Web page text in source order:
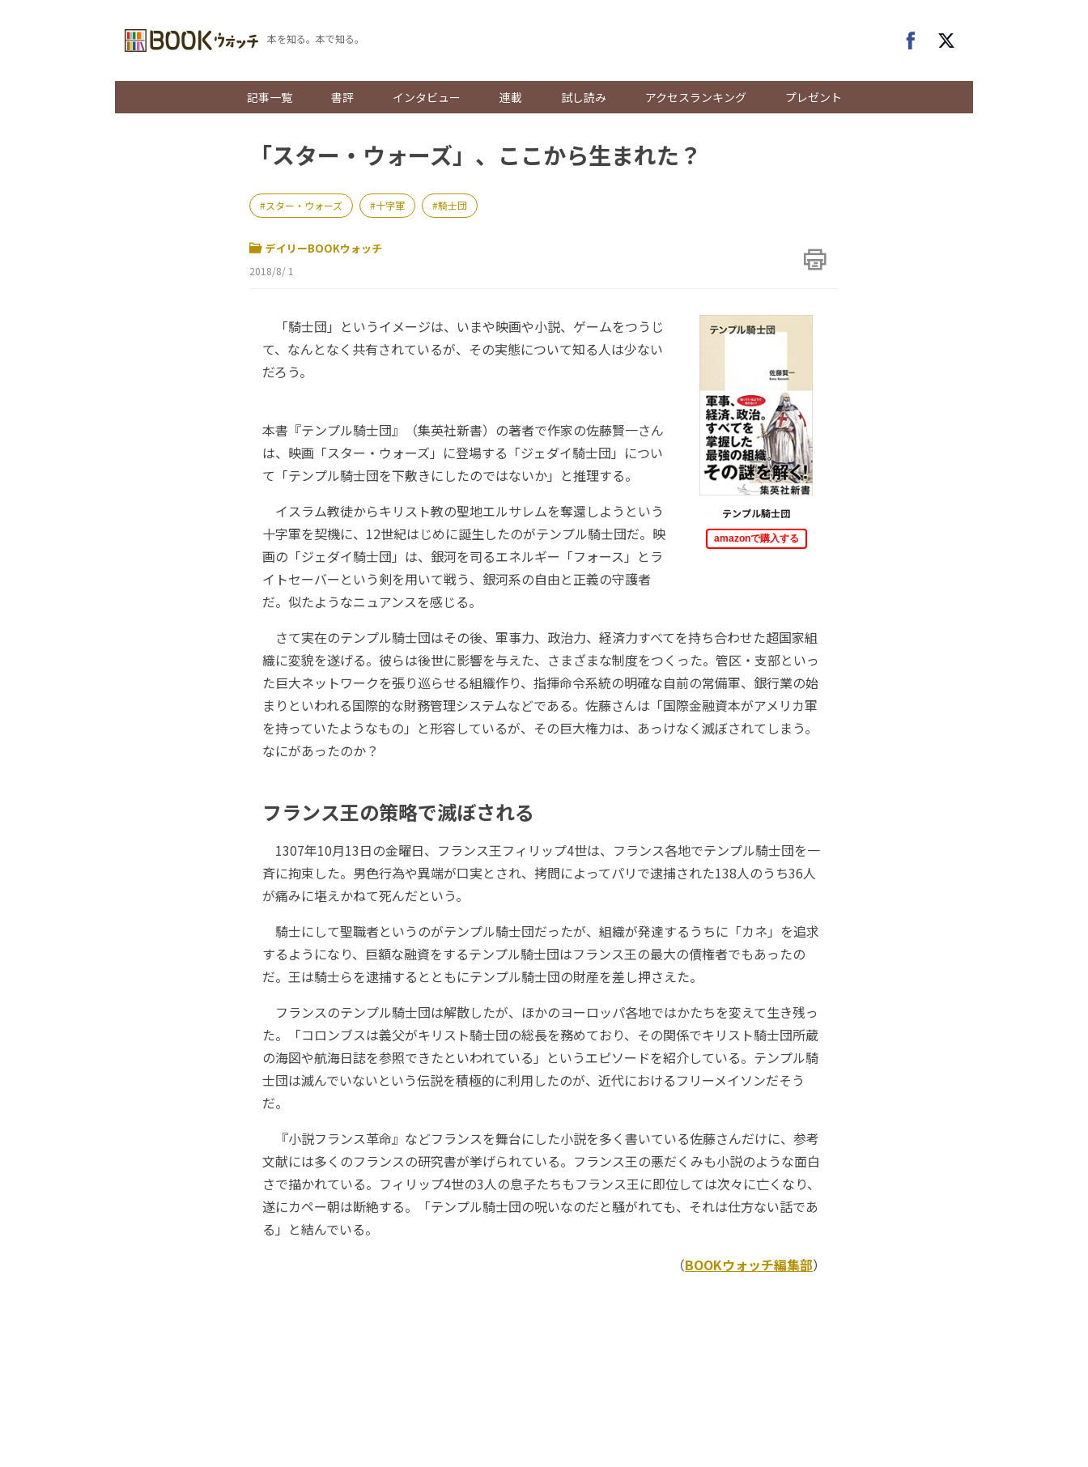
本を知る。本で知る。
記事一覧 書評 インタビュー 連載 試し読み アクセスランキング プレゼント
「スター・ウォーズ」、ここから生まれた？
スター・ウォーズ 十字軍 騎士団
デイリーBOOKウォッチ
2018/8/ 1
テンプル騎士団
amazonで購入する
「騎士団」というイメージは、いまや映画や小説、ゲームをつうじ
て、なんとなく共有されているが、その実態について知る人は少ない
だろう。
本書『テンプル騎士団』（集英社新書）の著者で作家の佐藤賢一さん
は、映画「スター・ウォーズ」に登場する「ジェダイ騎士団」につい
て「テンプル騎士団を下敷きにしたのではないか」と推理する。
イスラム教徒からキリスト教の聖地エルサレムを奪還しようという
十字軍を契機に、12世紀はじめに誕生したのがテンプル騎士団だ。映
画の「ジェダイ騎士団」は、銀河を司るエネルギー「フォース」とラ
イトセーバーという剣を用いて戦う、銀河系の自由と正義の守護者
だ。似たようなニュアンスを感じる。
さて実在のテンプル騎士団はその後、軍事力、政治力、経済力すべてを持ち合わせた超国家組
織に変貌を遂げる。彼らは後世に影響を与えた、さまざまな制度をつくった。管区・支部といっ
た巨大ネットワークを張り巡らせる組織作り、指揮命令系統の明確な自前の常備軍、銀行業の始
まりといわれる国際的な財務管理システムなどである。佐藤さんは「国際金融資本がアメリカ軍
を持っていたようなもの」と形容しているが、その巨大権力は、あっけなく滅ぼされてしまう。
なにがあったのか？
フランス王の策略で滅ぼされる
1307年10月13日の金曜日、フランス王フィリップ4世は、フランス各地でテンプル騎士団を一
斉に拘束した。男色行為や異端が口実とされ、拷問によってパリで逮捕された138人のうち36人
が痛みに堪えかねて死んだという。
騎士にして聖職者というのがテンプル騎士団だったが、組織が発達するうちに「カネ」を追求
するようになり、巨額な融資をするテンプル騎士団はフランス王の最大の債権者でもあったの
だ。王は騎士らを逮捕するとともにテンプル騎士団の財産を差し押さえた。
フランスのテンプル騎士団は解散したが、ほかのヨーロッパ各地ではかたちを変えて生き残っ
た。「コロンブスは義父がキリスト騎士団の総長を務めており、その関係でキリスト騎士団所蔵
の海図や航海日誌を参照できたといわれている」というエピソードを紹介している。テンプル騎
士団は滅んでいないという伝説を積極的に利用したのが、近代におけるフリーメイソンだそう
だ。
『小説フランス革命』などフランスを舞台にした小説を多く書いている佐藤さんだけに、参考
文献には多くのフランスの研究書が挙げられている。フランス王の悪だくみも小説のような面白
さで描かれている。フィリップ4世の3人の息子たちもフランス王に即位しては次々に亡くなり、
遂にカペー朝は断絶する。「テンプル騎士団の呪いなのだと騒がれても、それは仕方ない話であ
る」と結んでいる。
（BOOKウォッチ編集部）